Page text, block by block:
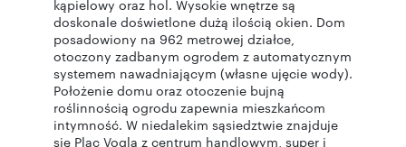
kąpielowy oraz hol. Wysokie wnętrze są
doskonale doświetlone dużą ilością okien. Dom
posadowiony na 962 metrowej działce,
otoczony zadbanym ogrodem z automatycznym
systemem nawadniającym (własne ujęcie wody).
Położenie domu oraz otoczenie bujną
roślinnością ogrodu zapewnia mieszkańcom
intymność. W niedalekim sąsiedztwie znajduje
się Plac Vogla z centrum handlowym, super i